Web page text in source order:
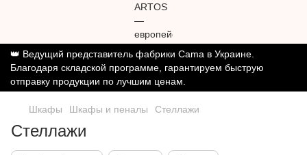
👑 Ведущий представитель фабрики Cama в Украине.
Благодаря складской программе, гарантируем быструю
отправку продукции по лучшим ценам.
Шкафы Шкафы и пеналы Стеллажи
Стеллажи